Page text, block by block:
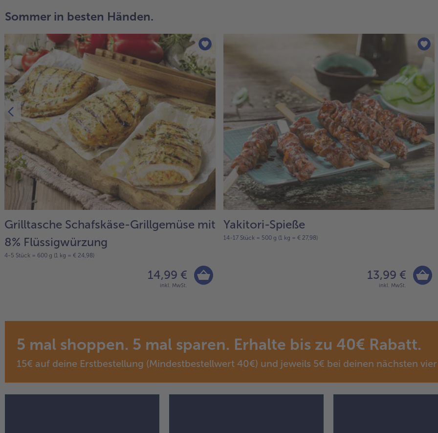
Sommer in besten Händen.
Grilltasche Schafskäse-Grillgemüse mit
8% Flüssigwürzung
4-5 Stück = 600 g (1 kg = € 24,98)
14,99 €
inkl. MwSt.
Yakitori-Spieße
14-17 Stück = 500 g (1 kg = € 27,98)
13,99 €
inkl. MwSt.
5 mal shoppen. 5 mal sparen. Erhalte bis zu 40€ Rabatt.
15€ auf deine Erstbestellung (Mindestbestellwert 40€) und jeweils 5€ bei deinen nächsten